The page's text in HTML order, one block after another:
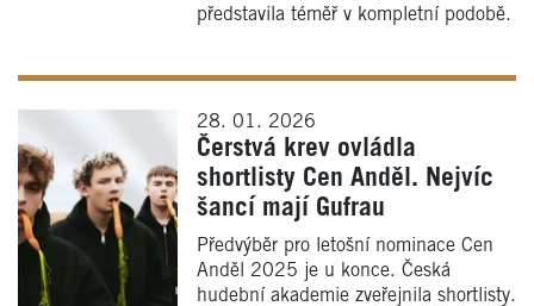
představila téměř v kompletní podobě.
28. 01. 2026
Čerstvá krev ovládla
shortlisty Cen Anděl. Nejvíc
šancí mají Gufrau
Předvýběr pro letošní nominace Cen
Anděl 2025 je u konce. Česká
hudební akademie zveřejnila shortlisty.